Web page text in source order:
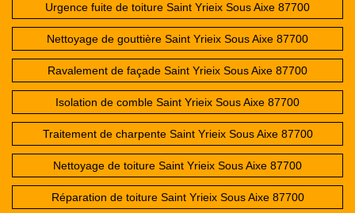
Urgence fuite de toiture Saint Yrieix Sous Aixe 87700
Nettoyage de gouttière Saint Yrieix Sous Aixe 87700
Ravalement de façade Saint Yrieix Sous Aixe 87700
Isolation de comble Saint Yrieix Sous Aixe 87700
Traitement de charpente Saint Yrieix Sous Aixe 87700
Nettoyage de toiture Saint Yrieix Sous Aixe 87700
Réparation de toiture Saint Yrieix Sous Aixe 87700